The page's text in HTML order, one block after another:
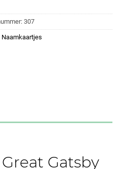
307
Naamkaartjes
Gatsby